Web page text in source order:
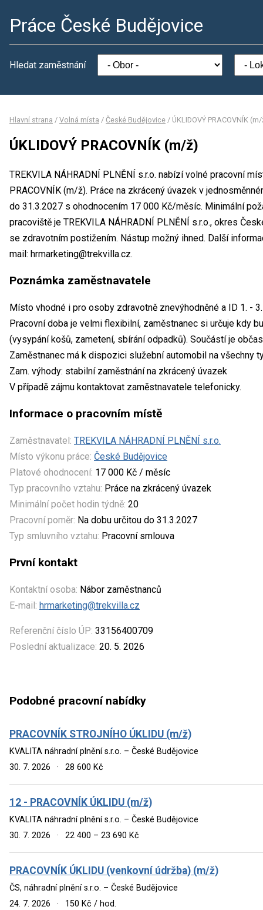
Práce České Budějovice
Hledat zaměstnání
Hlavní strana / Volná místa / České Budějovice / ÚKLIDOVÝ PRACOVNÍK
ÚKLIDOVÝ PRACOVNÍK (m/ž)
TREKVILA NÁHRADNÍ PLNĚNÍ s.r.o. nabízí volné pracovní
PRACOVNÍK (m/ž). Práce na zkrácený úvazek v
do 31.3.2027 s ohodnocením 17 000 Kč/měsíc. Minimální
pracoviště je TREKVILA NÁHRADNÍ PLNĚNÍ s.r.o., okres
se zdravotním postižením. Nástup možný ihned. Další
mail: hrmarketing@trekvilla.cz.
Poznámka zaměstnavatele
Místo vhodné i pro osoby zdravotně znevýhodněné a ID 1. -
Pracovní doba je velmi flexibilní, zaměstnanec si určuje kdy
(vysypání košů, zametení, sbírání odpadků). Součástí je
Zaměstnanec má k dispozici služební automobil na všechny
Zam. výhody: stabilní zaměstnání na zkrácený úvazek
V případě zájmu kontaktovat zaměstnavatele telefonicky.
Informace o pracovním místě
Zaměstnavatel: TREKVILA NÁHRADNÍ PLNĚNÍ s.r.o.
Místo výkonu práce: České Budějovice
Platové ohodnocení: 17 000 Kč / měsíc
Typ pracovního vztahu: Práce na zkrácený úvazek
Minimální počet hodin týdně: 20
Pracovní poměr: Na dobu určitou do 31.3.2027
Typ smluvního vztahu: Pracovní smlouva
První kontakt
Kontaktní osoba: Nábor zaměstnanců
E-mail: hrmarketing@trekvilla.cz
Referenční číslo ÚP: 33156400709
Poslední aktualizace: 20. 5. 2026
Podobné pracovní nabídky
PRACOVNÍK STROJNÍHO ÚKLIDU (m/ž)
KVALITA náhradní plnění s.r.o. – České Budějovice
30. 7. 2026
· 28 600 Kč
12 - PRACOVNÍK ÚKLIDU (m/ž)
KVALITA náhradní plnění s.r.o. – České Budějovice
30. 7. 2026
· 22 400 – 23 690 Kč
PRACOVNÍK ÚKLIDU (venkovní údržba) (m/ž)
ČS, náhradní plnění s.r.o. – České Budějovice
24. 7. 2026
· 150 Kč / hod.